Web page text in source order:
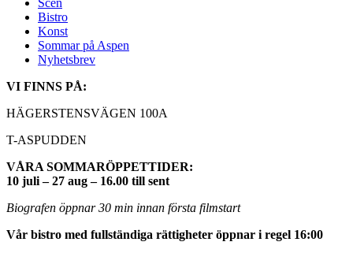
Bistro
Konst
Sommar på Aspen
Nyhetsbrev
VI FINNS PÅ:
HÄGERSTENSVÄGEN 100A
T-ASPUDDEN
VÅRA SOMMARÖPPETTIDER:
10 juli – 27 aug – 16.00 till sent
Biografen öppnar 30 min innan första filmstart
Vår bistro med fullständiga rättigheter öppnar i regel 16:00